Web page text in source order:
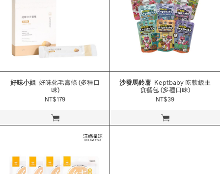
立即購買
好味小姐
味)
NT$179
立即購買
沙發馬鈴薯
食餐包 (多種口味)
NT$39